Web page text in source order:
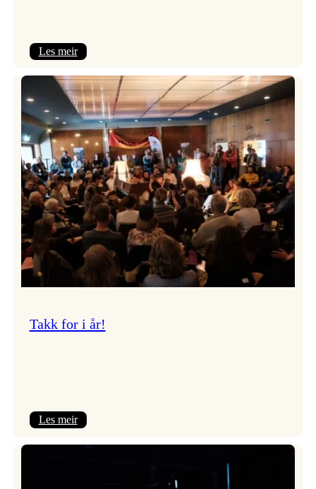
Les meir:
frå
Vossa
Jazz
om
endringar
i
administrasjonen
Takk for i år!
Les meir: